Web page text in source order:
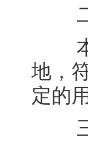
二
本
地，
定的
三